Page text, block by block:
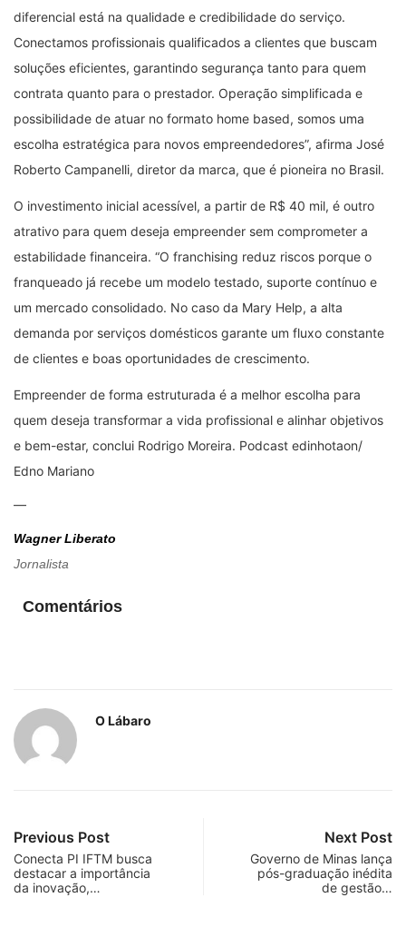
diferencial está na qualidade e credibilidade do serviço.
Conectamos profissionais qualificados a clientes que buscam
soluções eficientes, garantindo segurança tanto para quem
contrata quanto para o prestador. Operação simplificada e
possibilidade de atuar no formato home based, somos uma
escolha estratégica para novos empreendedores”, afirma José
Roberto Campanelli, diretor da marca, que é pioneira no Brasil.
O investimento inicial acessível, a partir de R$ 40 mil, é outro
atrativo para quem deseja empreender sem comprometer a
estabilidade financeira. “O franchising reduz riscos porque o
franqueado já recebe um modelo testado, suporte contínuo e
um mercado consolidado. No caso da Mary Help, a alta
demanda por serviços domésticos garante um fluxo constante
de clientes e boas oportunidades de crescimento.
Empreender de forma estruturada é a melhor escolha para
quem deseja transformar a vida profissional e alinhar objetivos
e bem-estar, conclui Rodrigo Moreira. Podcast edinhotaon/
Edno Mariano
—
Wagner Liberato
Jornalista
Comentários
O Lábaro
Previous Post
Conecta PI IFTM busca
destacar a importância
da inovação,…
Next Post
Governo de Minas lança
pós-graduação inédita
de gestão…